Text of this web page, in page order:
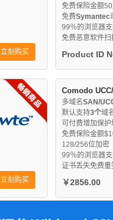
立刻购买
免费保险金额
免费Symantec
99％的浏览器
免费恶意软件扫
Product ID
立刻购买
Comodo
多域名SAN/
默认支持3个域
可付费增加保
免费保险金额
128/256位加密
99％的浏览器
证书丢失免费重
￥2856.00